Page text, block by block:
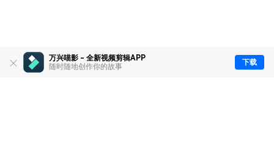
万兴喵影 - 全新视频剪辑APP
随时随地创作你的故事
下载